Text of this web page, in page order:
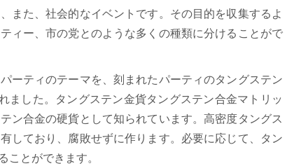
また、社会的なイベントです。その目的を収集するよ
ィー、市の党とのような多くの種類に分けることがで
ーティのテーマを、刻まれたパーティのタングステン
した。タングステン金貨タングステン合金マトリッ
ン合金の硬貨として知られています。高密度タングス
しており、腐敗せずに作ります。必要に応じて、タン
とができます。